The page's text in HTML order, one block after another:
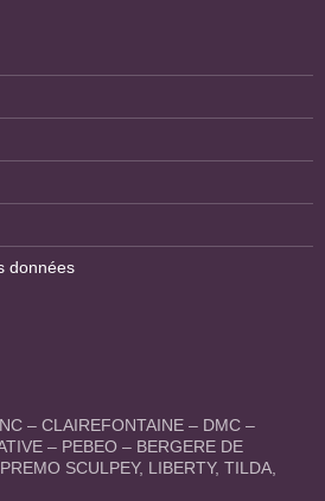
données
– CLAIREFONTAINE – DMC –
– PEBEO – BERGERE DE
SCULPEY, LIBERTY, TILDA,